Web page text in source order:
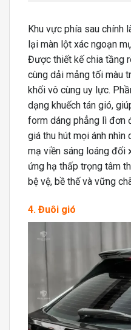
Khu vực phía sau chính
lại màn lột xác ngoạn
Được thiết kế chia tầng
cùng dải mảng tối màu
khối vô cùng uy lực.
dạng khuếch tán gió,
form dáng phẳng lì đơn
giá thu hút mọi ánh nhìn
mạ viền sáng loáng đối
ứng hạ thấp trọng tâm
bệ vệ, bề thế và vững
4. Đuôi gió